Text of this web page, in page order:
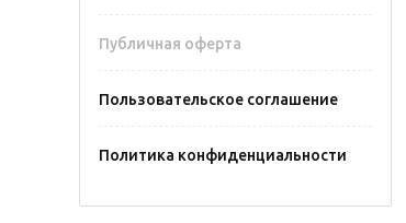
Публичная оферта
Пользовательское соглашение
Политика конфиденциальности